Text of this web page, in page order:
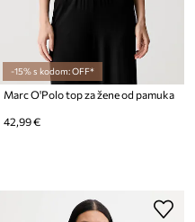
-15% s kodom: OFF*
Marc O'Polo top za žene od pamuka
42,99 €